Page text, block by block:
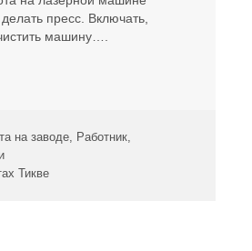
пресс. Включать,
машину….
на заводе, Работник,
Тикве